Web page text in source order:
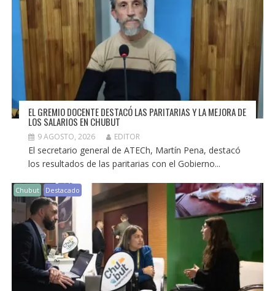
EL GREMIO DOCENTE DESTACÓ LAS PARITARIAS Y LA MEJORA DE
LOS SALARIOS EN CHUBUT
9 AGOSTO, 2026 EDITOR
El secretario general de ATECh, Martín Pena, destacó
los resultados de las paritarias con el Gobierno...
Chubut Destacado